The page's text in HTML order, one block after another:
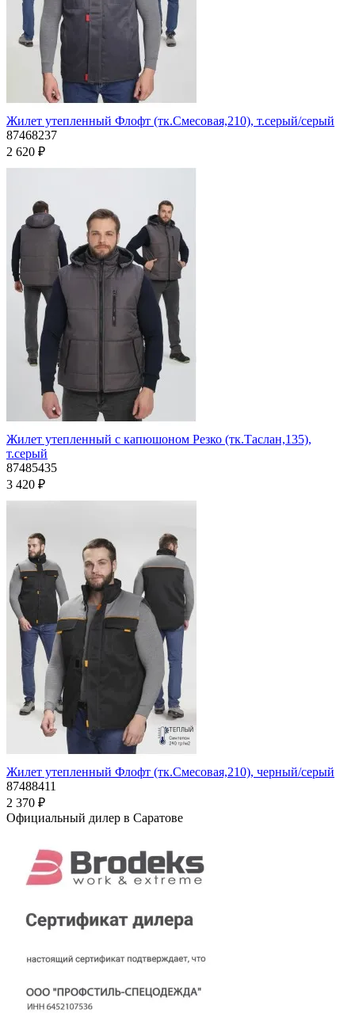
Жилет утепленный Флофт (тк.Смесовая,210), т.серый/серый
87468237
2 620 ₽
Жилет утепленный с капюшоном Резко (тк.Таслан,135),
т.серый
87485435
3 420 ₽
Жилет утепленный Флофт (тк.Смесовая,210), черный/серый
87488411
2 370 ₽
Официальный дилер в Саратове